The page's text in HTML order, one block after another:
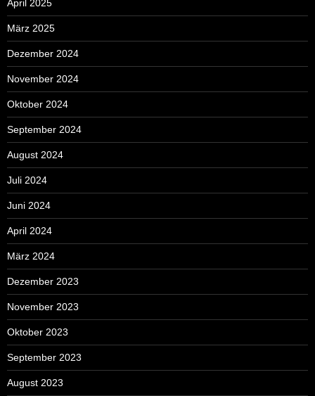
April 2025
März 2025
Dezember 2024
November 2024
Oktober 2024
September 2024
August 2024
Juli 2024
Juni 2024
April 2024
März 2024
Dezember 2023
November 2023
Oktober 2023
September 2023
August 2023